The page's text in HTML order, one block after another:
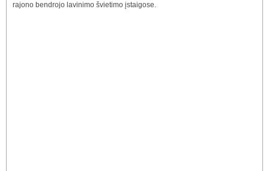
rajono bendrojo lavinimo švietimo įstaigose.